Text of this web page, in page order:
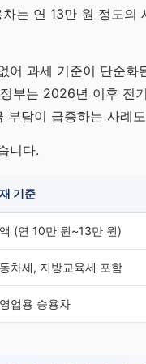
는 연 13만 원 정도
어 과세 기준이 단순
부는 2026년 이후 전
부담이 급증하는 사례
니다.
기준
(연 10만 원~13만 원)
차세, 지방교육세 포함
업용 승용차